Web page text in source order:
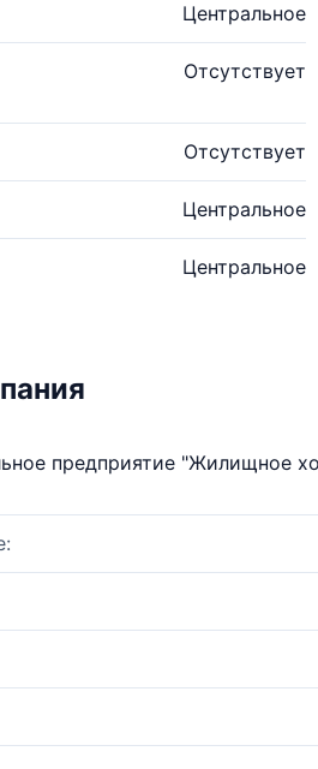
Центральное
Отсутствует
Отсутствует
Центральное
Центральное
предприятие "Жилищное